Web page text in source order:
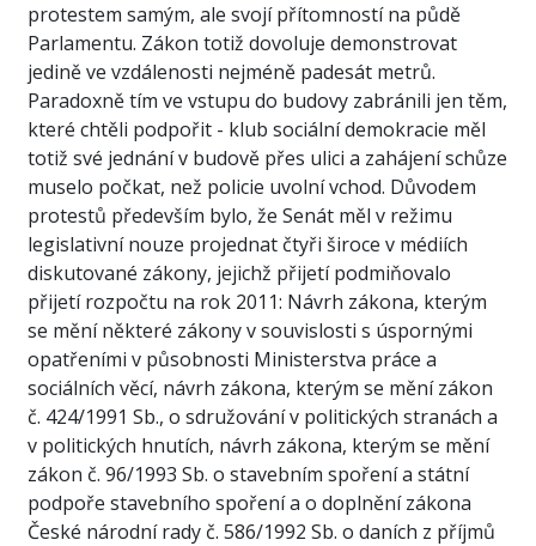
protestem samým, ale svojí přítomností na půdě
Parlamentu. Zákon totiž dovoluje demonstrovat
jedině ve vzdálenosti nejméně padesát metrů.
Paradoxně tím ve vstupu do budovy zabránili jen těm,
které chtěli podpořit - klub sociální demokracie měl
totiž své jednání v budově přes ulici a zahájení schůze
muselo počkat, než policie uvolní vchod. Důvodem
protestů především bylo, že Senát měl v režimu
legislativní nouze projednat čtyři široce v médiích
diskutované zákony, jejichž přijetí podmiňovalo
přijetí rozpočtu na rok 2011: Návrh zákona, kterým
se mění některé zákony v souvislosti s úspornými
opatřeními v působnosti Ministerstva práce a
sociálních věcí, návrh zákona, kterým se mění zákon
č. 424/1991 Sb., o sdružování v politických stranách a
v politických hnutích, návrh zákona, kterým se mění
zákon č. 96/1993 Sb. o stavebním spoření a státní
podpoře stavebního spoření a o doplnění zákona
České národní rady č. 586/1992 Sb. o daních z příjmů